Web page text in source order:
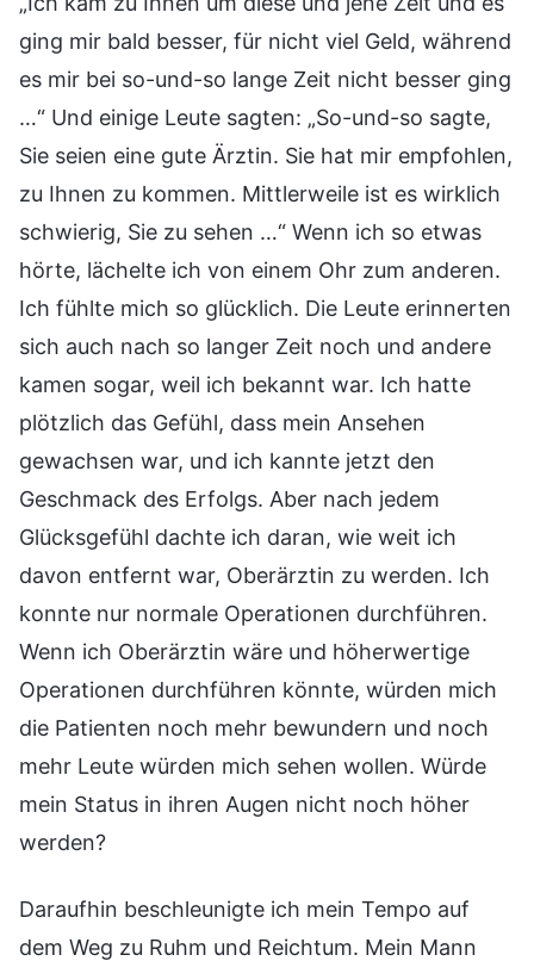
ging mir bald besser, für nicht viel Geld, während
es mir bei so-und-so lange Zeit nicht besser ging
…“ Und einige Leute sagten: „So-und-so sagte,
Sie seien eine gute Ärztin. Sie hat mir empfohlen,
zu Ihnen zu kommen. Mittlerweile ist es wirklich
schwierig, Sie zu sehen …“ Wenn ich so etwas
hörte, lächelte ich von einem Ohr zum anderen.
Ich fühlte mich so glücklich. Die Leute erinnerten
sich auch nach so langer Zeit noch und andere
kamen sogar, weil ich bekannt war. Ich hatte
plötzlich das Gefühl, dass mein Ansehen
gewachsen war, und ich kannte jetzt den
Geschmack des Erfolgs. Aber nach jedem
Glücksgefühl dachte ich daran, wie weit ich
davon entfernt war, Oberärztin zu werden. Ich
konnte nur normale Operationen durchführen.
Wenn ich Oberärztin wäre und höherwertige
Operationen durchführen könnte, würden mich
die Patienten noch mehr bewundern und noch
mehr Leute würden mich sehen wollen. Würde
mein Status in ihren Augen nicht noch höher
werden?
Daraufhin beschleunigte ich mein Tempo auf
dem Weg zu Ruhm und Reichtum. Mein Mann